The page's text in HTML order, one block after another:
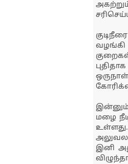
வழங்கி
இன்னும்
மழை
இனி